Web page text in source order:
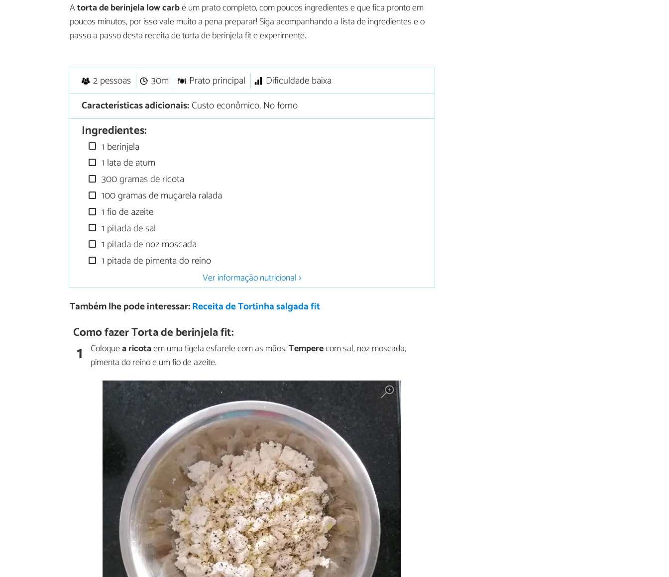
Atorta de berinjela low carbé um prato completo, com poucos ingredientes e que fica pronto em
poucos minutos, por isso vale muito a pena preparar! Siga acompanhando a lista de ingredientes e o
passo a passo desta receita de torta de berinjela fit e experimente.
2 pessoas 30m Prato principal
Dificuldade baixa
Características adicionais:Custo econômico, No forno
Ingredientes:
1 berinjela
1 lata de atum
300 gramas de ricota
100 gramas de muçarela ralada
1 fio de azeite
1 pitada de sal
1 pitada de noz moscada
1 pitada de pimenta do reino
Ver informação nutricional >
Também lhe pode interessar:Receita de Tortinha salgada fit
Como fazer Torta de berinjela fit:
1 Coloquea ricotaem uma tigela esfarele com as mãos.Temperecom sal, noz moscada,
pimenta do reino e um fio de azeite.